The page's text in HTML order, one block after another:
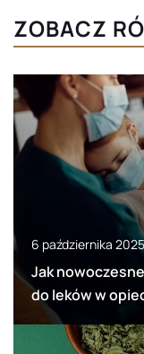
ZOBACZ
6 października 2025
Jak
do leków w